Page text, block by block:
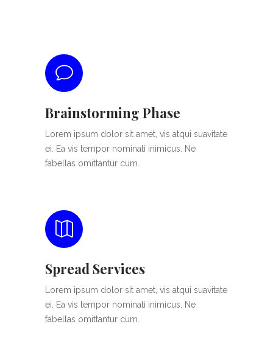
Brainstorming Phase
Lorem ipsum dolor sit amet, vis atqui suavitate
ei. Ea vis tempor nominati inimicus. Ne
fabellas omittantur cum.
Spread Services
Lorem ipsum dolor sit amet, vis atqui suavitate
ei. Ea vis tempor nominati inimicus. Ne
fabellas omittantur cum.